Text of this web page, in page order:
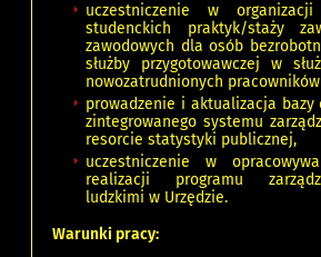
uczestniczenie w
studenckich praktyk/staży
zawodowych dla osób
służby przygotowawczej w
nowozatrudnionych
prowadzenie i aktualizacja bazy
zintegrowanego systemu
resorcie statystyki publicznej,
uczestniczenie w
realizacji programu
ludzkimi w Urzędzie.
Warunki pracy: